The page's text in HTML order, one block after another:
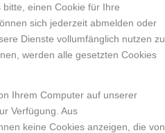
einen Cookie für Ihre
sich jederzeit abmelden oder
Dienste vollumfänglich nutzen zu
werden alle gesetzten Cookies
Ihrem Computer auf unserer
Verfügung. Aus
keine Cookies anzeigen, die von